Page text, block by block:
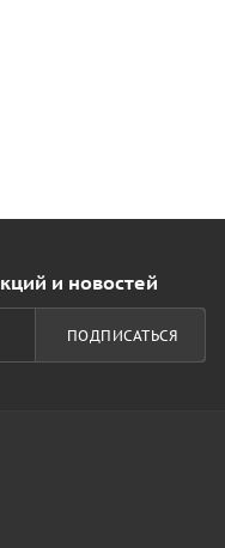
и новостей
ПОДПИСАТЬСЯ